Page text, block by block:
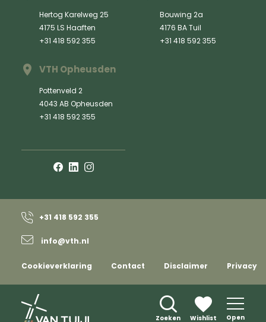
Zoeken Wishlist Open
Hertog Karelweg 25
4175 LS Haaften
+31 418 592 355
Bouwing 2a
4176 BA Tuil
+31 418 592 355
VTH Opheusden
Pottenveld 2
4043 AB Opheusden
+31 418 592 355
+31 418 592 355
info@vth.nl
Cookieverklaring Contact Disclaimer Privacy